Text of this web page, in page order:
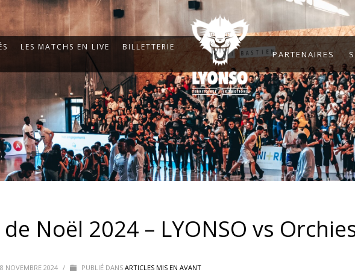
PARTENAIRES
LES MATCHS EN LIVE
BILLETTERIE
de Noël 2024 – LYONSO vs
NOVEMBRE 2024 / PUBLIÉ DANS ARTICLES MIS EN AVANT